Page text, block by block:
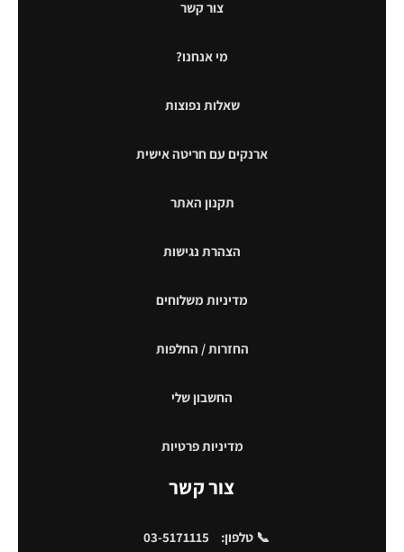
צור קשר
מי אנחנו?
שאלות נפוצות
ארנקים עם חריטה אישית
תקנון האתר
הצהרת נגישות
מדיניות משלוחים
החזרות / החלפות
החשבון שלי
מדיניות פרטיות
צור קשר
📞 טלפון: 03-5171115